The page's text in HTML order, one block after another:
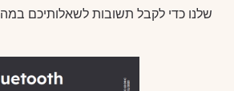
שלנו כדי לקבל תשובות לשאלותיכם